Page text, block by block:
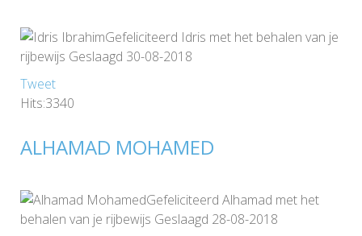
Gefeliciteerd Idris met het behalen van je
rijbewijs Geslaagd 30-08-2018
Tweet
Hits:3340
ALHAMAD MOHAMED
Gefeliciteerd Alhamad met het
behalen van je rijbewijs Geslaagd 28-08-2018